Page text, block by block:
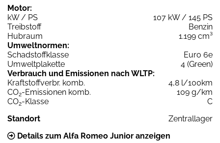
Motor:
kW / PS
107 kW / 145 PS
Treibstoff
Benzin
Hubraum
1.199 cm³
Umweltnormen:
Schadstoffklasse
Euro 6e
Umweltplakette
4 (Green)
Verbrauch und Emissionen nach WLTP:
Kraftstoffverbr. komb.
4,8 l/100km
CO2-Emissionen komb.
109 g/km
CO2-Klasse
C
Standort
Zentrallager
Details zum Alfa Romeo Junior anzeigen